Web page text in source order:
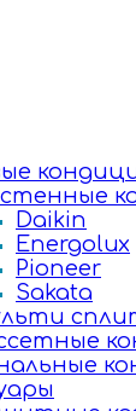
Daikin
Energolux
Pioneer
Sakata